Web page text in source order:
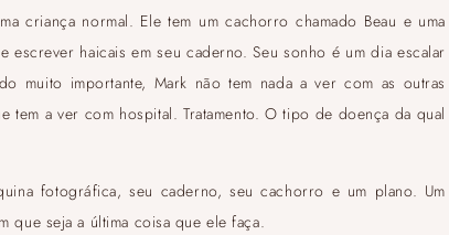
criança normal. Ele tem um cachorro chamado Beau e uma
haicais em seu caderno. Seu sonho é um dia escalar
muito importante, Mark não tem nada a ver com as outras
a ver com hospital. Tratamento. O tipo de doença da qual
fotográfica, seu caderno, seu cachorro e um plano. Um
que seja a última coisa que ele faça.